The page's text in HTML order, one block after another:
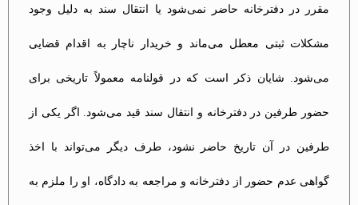
مقرر در دفترخانه حاضر نمی‌شود یا انتقال سند به دلیل وجود
مشکلات ثبتی معطل می‌ماند و خریدار ناچار به اقدام قضایی
می‌شود. شایان ذکر است که در قولنامه معمولاً تاریخی برای
حضور طرفین در دفترخانه و انتقال سند قید می‌شود. اگر یکی از
طرفین در آن تاریخ حاضر نشود، طرف دیگر می‌تواند با اخذ
گواهی عدم حضور از دفترخانه و مراجعه به دادگاه، او را ملزم به